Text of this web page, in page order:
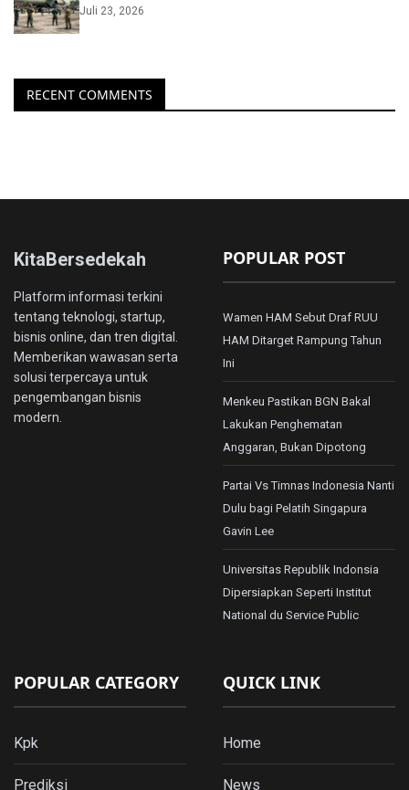
Juli 23, 2026
RECENT COMMENTS
KitaBersedekah
Platform informasi terkini
tentang teknologi, startup,
bisnis online, dan tren digital.
Memberikan wawasan serta
solusi terpercaya untuk
pengembangan bisnis
modern.
POPULAR POST
Wamen HAM Sebut Draf RUU
HAM Ditarget Rampung Tahun
Ini
Menkeu Pastikan BGN Bakal
Lakukan Penghematan
Anggaran, Bukan Dipotong
Partai Vs Timnas Indonesia Nanti
Dulu bagi Pelatih Singapura
Gavin Lee
Universitas Republik Indonsia
Dipersiapkan Seperti Institut
National du Service Public
POPULAR CATEGORY
Kpk
Prediksi
QUICK LINK
Home
News